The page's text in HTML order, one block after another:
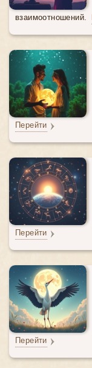
взаимоотношений.
Перейти
Перейти
Перейти